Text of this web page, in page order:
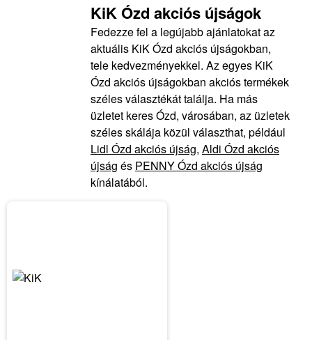
KiK Ózd akciós újságok
Fedezze fel a legújabb ajánlatokat az
aktuális KiK Ózd akciós újságokban,
tele kedvezményekkel. Az egyes KiK
Ózd akciós újságokban akciós termékek
széles választékát találja. Ha más
üzletet keres Ózd, városában, az üzletek
széles skálája közül választhat, például
Lidl Ózd akciós újság, Aldi Ózd akciós
újság és PENNY Ózd akciós újság
kínálatából.